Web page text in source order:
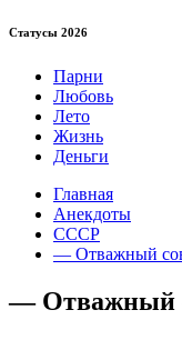
Статуcы 2026
Парни
Любовь
Лето
Жизнь
Деньги
Главная
Анекдоты
СССР
— Отважный
— Отважный